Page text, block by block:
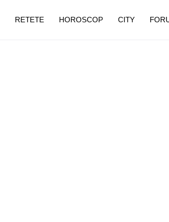
RETETE HOROSCOP CITY
de dureroasă este investigația